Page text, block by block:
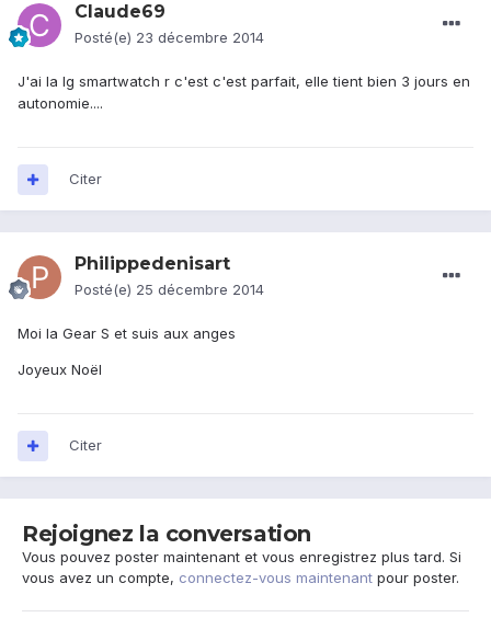
Claude69
Posté(e) 23 décembre 2014
J'ai la lg smartwatch r c'est c'est parfait, elle tient bien 3 jours en
autonomie....
Citer
Philippedenisart
Posté(e) 25 décembre 2014
Moi la Gear S et suis aux anges
Joyeux Noël
Citer
Rejoignez la conversation
Vous pouvez poster maintenant et vous enregistrez plus tard. Si
vous avez un compte, connectez-vous maintenant pour poster.